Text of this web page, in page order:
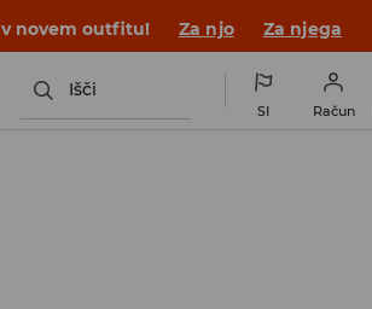
v novem outfitu! Za njo Za njega
Išči
SI Račun